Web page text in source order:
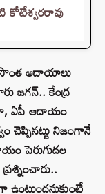
కోటేశ్వరరావు
సొంత ఆదాయాలు
జగన్.. కేంద్ర
ఏపీ ఆదాయం
నిజంగానే
పెరుగుదల